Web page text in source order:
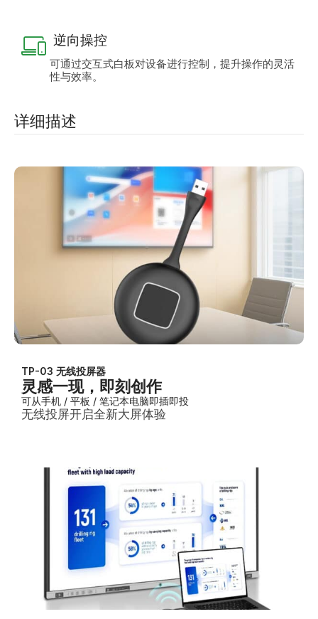
逆向操控
可通过交互式白板对设备进行控制，提升操作的灵活
性与效率。
详细描述
TP-03 无线投屏器
灵感一现，即刻创作
可从手机 / 平板 / 笔记本电脑即插即投
无线投屏开启全新大屏体验